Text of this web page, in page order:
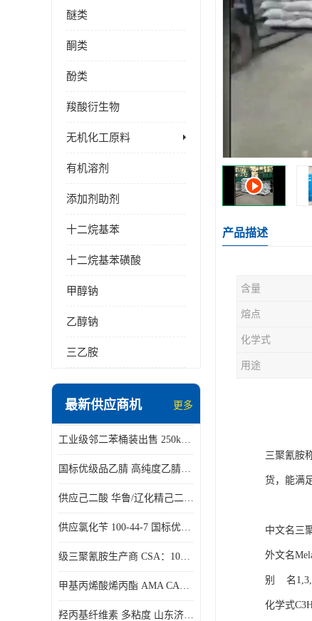
醚类
酮类
酚类
羧酸衍生物
无机化工原料
有机溶剂
添加剂助剂
十二烷基苯
十二烷基苯磺酸
甲醇钠
乙醇钠
三乙胺
最新供应商机 更多
工业级邻二苯桶装出售 250kg/桶 95-50-1
国标优级品乙腈 高纯度乙腈桶装现货160kg桶
供应己二酸 华鲁/辽化精己二酸 大包装可分小包装现货
供应氯化苄 100-44-7 国标优等品苄基氯 一桶起发
级三聚氰胺生产商 CSA：108-78-1 济南发货
甲基丙烯酸烯丙酯 AMA CAS：96-05-9
羟丙基纤维素 多粘度 山东济南仓库发货
产品描述
含量
熔点
化学式
用途
三聚氰胺
货，能满
中文名三
外文名
别 名
化学式